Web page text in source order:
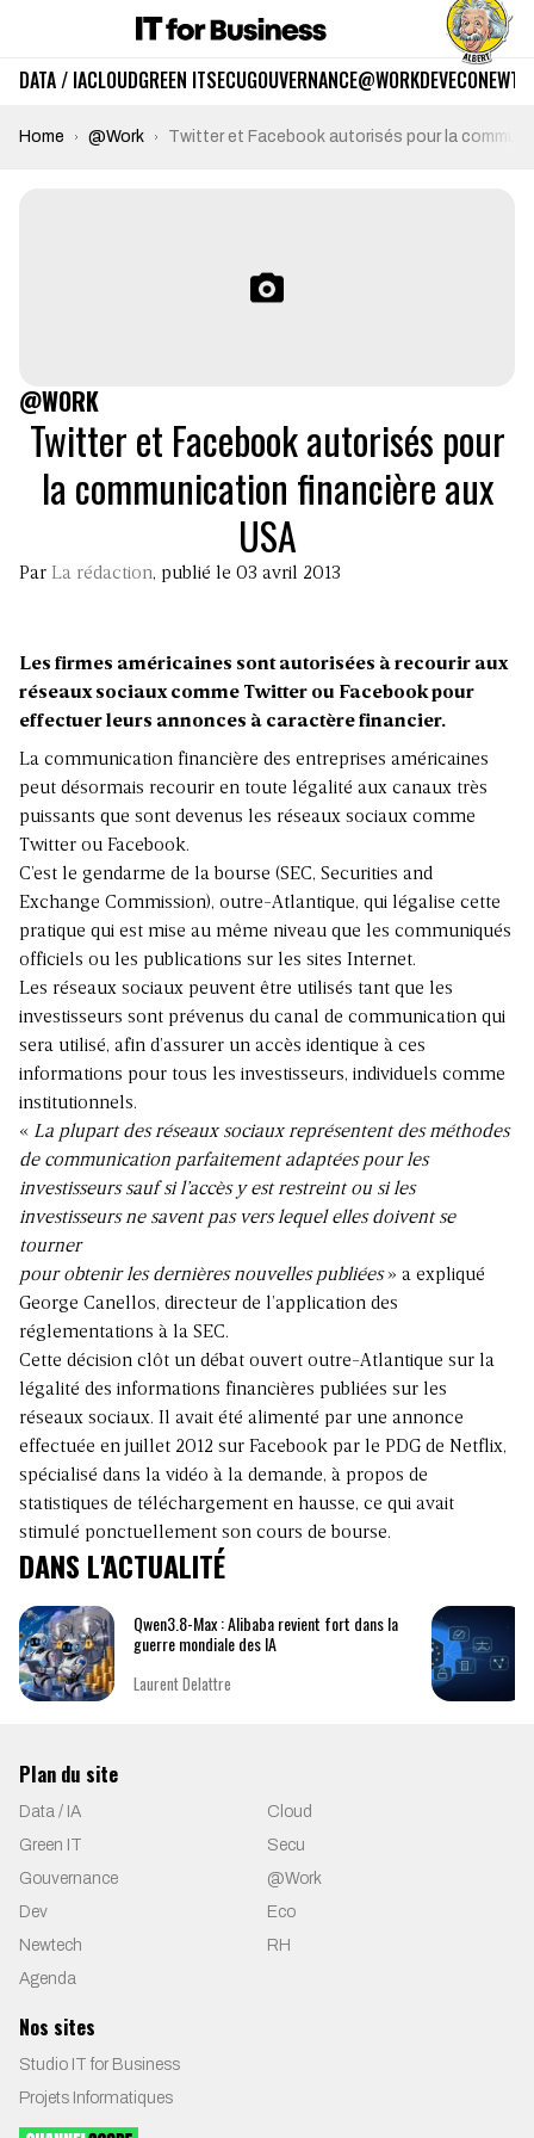
DATA / IACLOUDGREEN ITSECUGOUVERNANCE@WORKDEVECO
Home @Work Twitter et Facebook autorisés pour la
@WORK
Twitter et Facebook autorisés pour
la communication financière aux
USA
Par La rédaction, publié le 03 avril 2013
Les firmes américaines sont autorisées à recourir aux
réseaux sociaux comme Twitter ou Facebook pour
effectuer leurs annonces à caractère financier.
La communication financière des entreprises américaines
peut désormais recourir en toute légalité aux canaux très
puissants que sont devenus les réseaux sociaux comme
Twitter ou Facebook.
C’est le gendarme de la bourse (SEC, Securities and
Exchange Commission), outre-Atlantique, qui légalise cette
pratique qui est mise au même niveau que les communiqués
officiels ou les publications sur les sites Internet.
Les réseaux sociaux peuvent être utilisés tant que les
investisseurs sont prévenus du canal de communication qui
sera utilisé, afin d’assurer un accès identique à ces
informations pour tous les investisseurs, individuels comme
institutionnels.
« La plupart des réseaux sociaux représentent des méthodes
de communication parfaitement adaptées pour les
investisseurs sauf si l’accès y est restreint ou si les
investisseurs ne savent pas vers lequel elles doivent se
tourner
pour obtenir les dernières nouvelles publiées» a expliqué
George Canellos, directeur de l’application des
réglementations à la SEC.
Cette décision clôt un débat ouvert outre-Atlantique sur la
légalité des informations financières publiées sur les
réseaux sociaux. Il avait été alimenté par une annonce
effectuée en juillet 2012 sur Facebook par le PDG de Netflix,
spécialisé dans la vidéo à la demande, à propos de
statistiques de téléchargement en hausse, ce qui avait
stimulé ponctuellement son cours de bourse.
DANS L'ACTUALITÉ
Qwen3.8-Max : Alibaba revient fort dans la
guerre mondiale des IA
Laurent Delattre
Plan du site
Data / IA
Cloud
Green IT
Secu
Gouvernance
@Work
Dev
Eco
Newtech
RH
Agenda
Nos sites
Studio IT for Business
Projets Informatiques